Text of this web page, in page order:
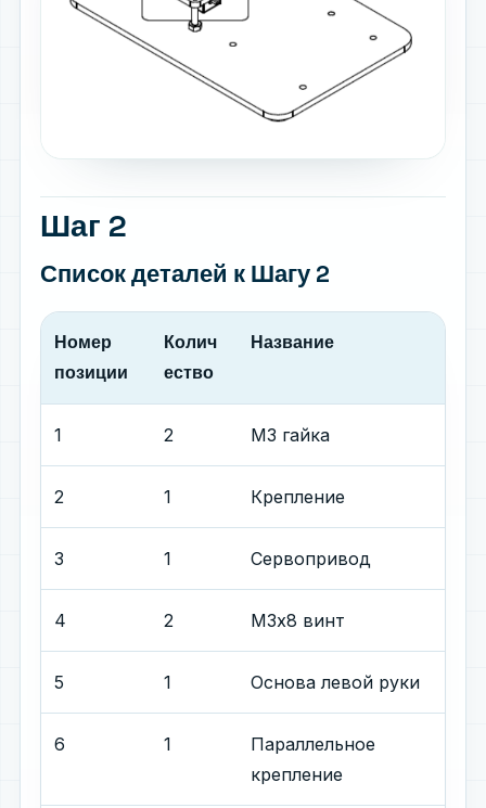
Шаг 2
Список деталей к Шагу 2
Номер
позиции
Колич
ество
Название
1 2 М3 гайка
2 1 Крепление
3 1 Сервопривод
4 2 М3х8 винт
5 1 Основа левой руки
6 1
Параллельное
крепление